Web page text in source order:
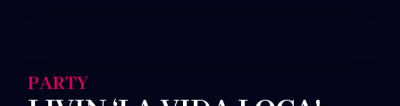
PARTY